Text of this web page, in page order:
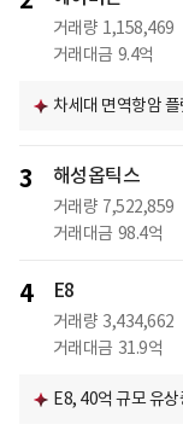
거래량 1,158,469
거래대금 9.4억
차세대 면역항암
3 해성옵틱스
거래량 7,522,859
거래대금 98.4억
4 E8
거래량 3,434,662
거래대금 31.9억
E8, 40억 규모 유